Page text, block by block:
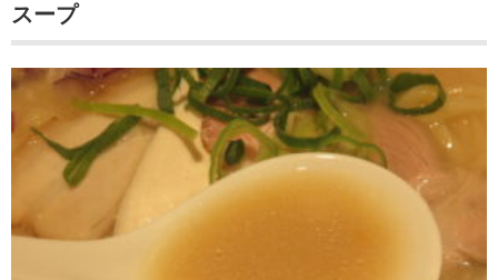
スープ